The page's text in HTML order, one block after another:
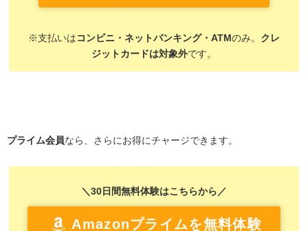
※支払いは コンビニ・ネットバンキング・ATMのみ。 クレ
ジットカードは対象外です。
プライム会員なら、さらにお得にチャージできます。
＼30日間無料体験はこちらから／
Amazonプライムを無料体験